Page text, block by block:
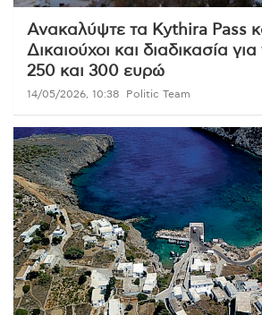
Ανακαλύψτε τα Kythira Pass
Δικαιούχοι και διαδικασία
250 και 300 ευρώ
14/05/2026, 10:38 Politic Team